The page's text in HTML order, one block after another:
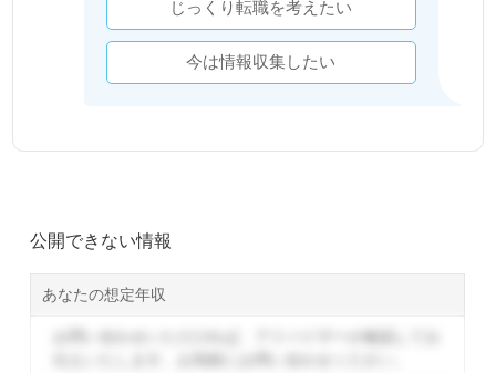
じっくり転職を考えたい
今は情報収集したい
公開できない情報
あなたの想定年収